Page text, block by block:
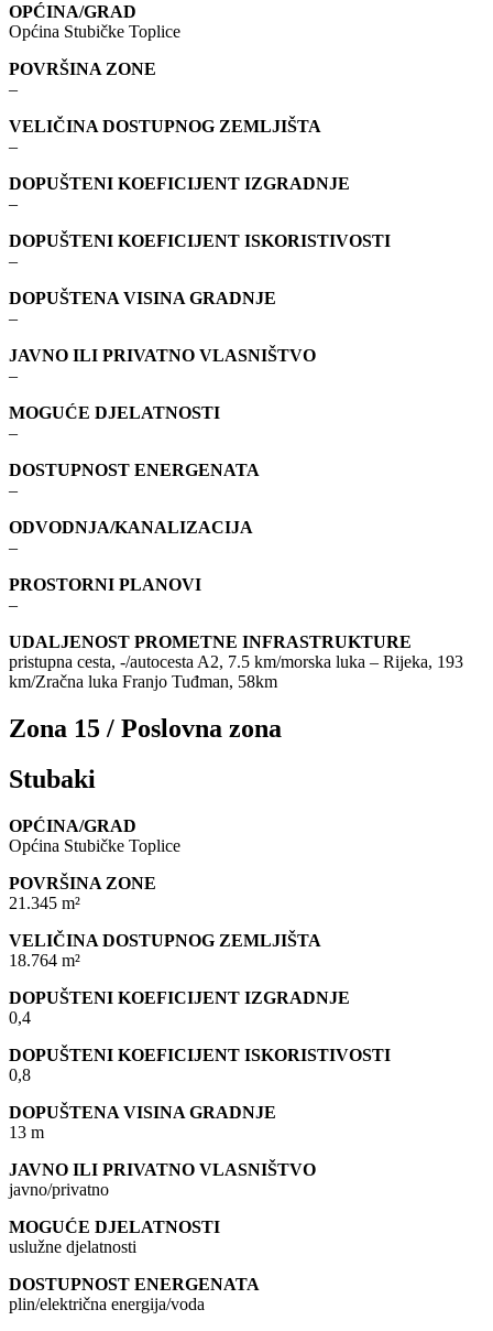
OPĆINA/GRAD
Općina Stubičke Toplice
POVRŠINA ZONE
–
VELIČINA DOSTUPNOG ZEMLJIŠTA
–
DOPUŠTENI KOEFICIJENT IZGRADNJE
–
DOPUŠTENI KOEFICIJENT ISKORISTIVOSTI
–
DOPUŠTENA VISINA GRADNJE
–
JAVNO ILI PRIVATNO VLASNIŠTVO
–
MOGUĆE DJELATNOSTI
–
DOSTUPNOST ENERGENATA
–
ODVODNJA/KANALIZACIJA
–
PROSTORNI PLANOVI
–
UDALJENOST PROMETNE INFRASTRUKTURE
pristupna cesta, -/autocesta A2, 7.5 km/morska luka – Rijeka, 193
km/Zračna luka Franjo Tuđman, 58km
Zona 15 / Poslovna zona
Stubaki
OPĆINA/GRAD
Općina Stubičke Toplice
POVRŠINA ZONE
21.345 m²
VELIČINA DOSTUPNOG ZEMLJIŠTA
18.764 m²
DOPUŠTENI KOEFICIJENT IZGRADNJE
0,4
DOPUŠTENI KOEFICIJENT ISKORISTIVOSTI
0,8
DOPUŠTENA VISINA GRADNJE
13 m
JAVNO ILI PRIVATNO VLASNIŠTVO
javno/privatno
MOGUĆE DJELATNOSTI
uslužne djelatnosti
DOSTUPNOST ENERGENATA
plin/električna energija/voda